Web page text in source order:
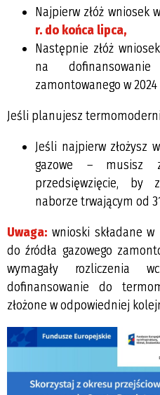
Najpierw złóż wniosek
r. do końca lipca,
Następnie złóż
na
zamontowanego w
Jeśli planujesz
Jeśli najpierw złożysz
gazowe – musisz
przedsięwzięcie, by
naborze trwającym od
Uwaga: wnioski składane
do źródła gazowego
wymagały rozliczenia
dofinansowanie do
złożone w odpowiedniej